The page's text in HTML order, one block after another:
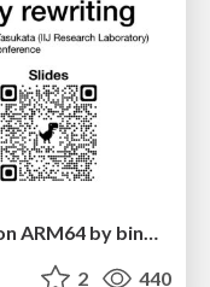
svc-hook: hooking system calls on ARM64 by binary rewriting
2 440